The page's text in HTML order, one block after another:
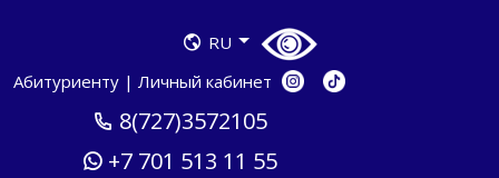
RU
Абитуриенту | Личный кабинет
8(727)3572105
+7 701 513 11 55